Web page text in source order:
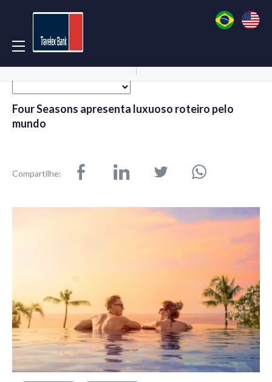
Four Seasons apresenta luxuoso roteiro pelo
mundo
Compartilhe: